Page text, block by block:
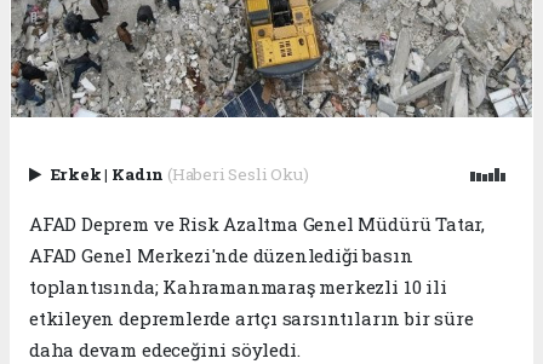
Erkek| Kadın (Haberi Sesli Oku)
AFAD Deprem ve Risk Azaltma Genel Müdürü Tatar,
AFAD Genel Merkezi'nde düzenlediği basın
toplantısında; Kahramanmaraş merkezli 10 ili
etkileyen depremlerde artçı sarsıntıların bir süre
daha devam edeceğini söyledi.